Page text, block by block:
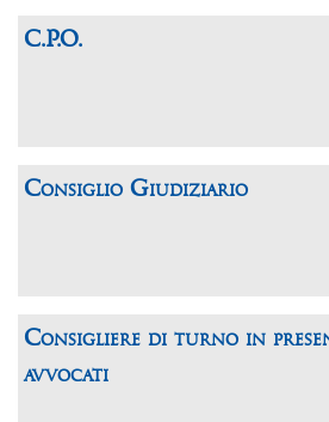
C.P.O.
Consiglio Giudiziario
Consigliere di turno in
avvocati